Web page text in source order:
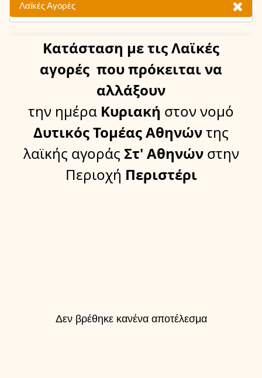
Λαϊκές Αγορές
Κατάσταση με τις Λαϊκές
αγορές που πρόκειται να
αλλάξουν
την ημέρα Κυριακή στον νομό
Δυτικός Τομέας Αθηνώντης
λαϊκής αγοράς Στ' Αθηνών στην
Περιοχή Περιστέρι
Δεν βρέθηκε κανένα αποτέλεσμα